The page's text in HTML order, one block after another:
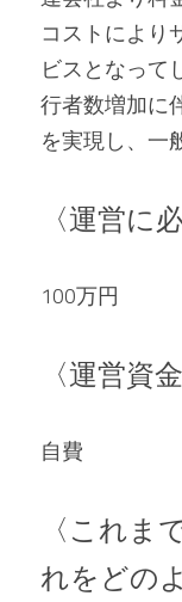
コストにより
ビスとなって
行者数増加に
を実現し、一
〈運営に
100万円
〈運営資
自費
〈これま
れをどの